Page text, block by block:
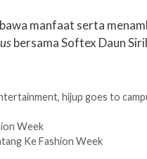
manfaat serta
bersama Softex Daun
, hijup goes to
Week
Ke Fashion Week